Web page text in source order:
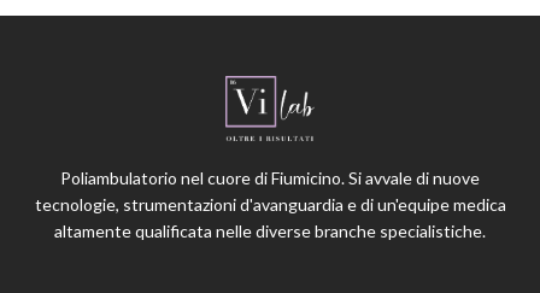
Poliambulatorio nel cuore di Fiumicino. Si avvale di nuove
tecnologie, strumentazioni d'avanguardia e di un'equipe medica
altamente qualificata nelle diverse branche specialistiche.